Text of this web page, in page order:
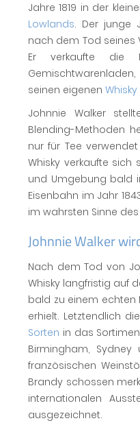
Jahre 1819 in der
Lowlands. Der junge
nach dem Tod seines
Er verkaufte die
seinen eigenen Whisky
Johnnie Walker
Blending-Methoden
nur für Tee
Whisky verkaufte
und Umgebung bald
Eisenbahn im Jahr
im wahrsten Sinne
Johnnie Walker
Nach dem Tod von
Whisky langfristig auf
bald zu einem echten
erhielt. Letztendlich
Sorten in das
Birmingham,
französischen
Brandy schossen
internationalen
ausgezeichnet.